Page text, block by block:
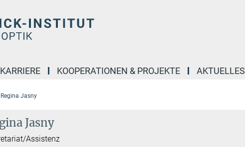
KARRIERE KOOPERATIONEN & PROJEKTE AKTUELLES
Regina Jasny
Jasny
Assistenz